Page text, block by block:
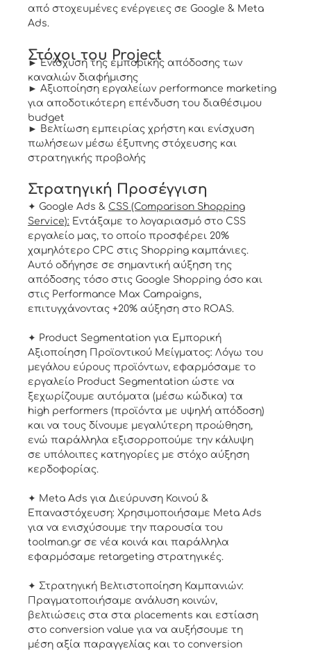
από στοχευμένες ενέργειες σε Google & Meta
Ads.
Στόχοι του Project
► Ενίσχυση της εμπορικής απόδοσης των
καναλιών διαφήμισης
► Αξιοποίηση εργαλείων performance marketing
για αποδοτικότερη επένδυση του διαθέσιμου
budget
► Βελτίωση εμπειρίας χρήστη και ενίσχυση
πωλήσεων μέσω έξυπνης στόχευσης και
στρατηγικής προβολής
Στρατηγική Προσέγγιση
✦ Google Ads & CSS (Comparison Shopping
Service): Εντάξαμε το λογαριασμό στο CSS
εργαλείο μας, το οποίο προσφέρει 20%
χαμηλότερο CPC στις Shopping καμπάνιες.
Αυτό οδήγησε σε σημαντική αύξηση της
απόδοσης τόσο στις Google Shopping όσο και
στις Performance Max Campaigns,
επιτυγχάνοντας +20% αύξηση στο ROAS.
✦ Product Segmentation για Εμπορική
Αξιοποίηση Προϊοντικού Μείγματος: Λόγω του
μεγάλου εύρους προϊόντων, εφαρμόσαμε το
εργαλείο Product Segmentation ώστε να
ξεχωρίζουμε αυτόματα (μέσω κώδικα) τα
high performers (προϊόντα με υψηλή απόδοση)
και να τους δίνουμε μεγαλύτερη προώθηση,
ενώ παράλληλα εξισορροπούμε την κάλυψη
σε υπόλοιπες κατηγορίες με στόχο αύξηση
κερδοφορίας.
✦ Meta Ads για Διεύρυνση Κοινού &
Επαναστόχευση: Χρησιμοποιήσαμε Meta Ads
για να ενισχύσουμε την παρουσία του
toolman.gr σε νέα κοινά και παράλληλα
εφαρμόσαμε retargeting στρατηγικές.
✦ Στρατηγική Βελτιστοποίηση Καμπανιών:
Πραγματοποιήσαμε ανάλυση κοινών,
βελτιώσεις στα στα placements και εστίαση
στο conversion value για να αυξήσουμε τη
μέση αξία παραγγελίας και το conversion